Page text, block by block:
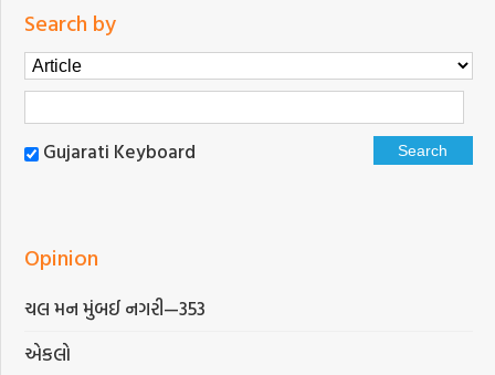
Search by
Gujarati Keyboard
Opinion
ચલ મન મુંબઈ નગરી—353
એકલો